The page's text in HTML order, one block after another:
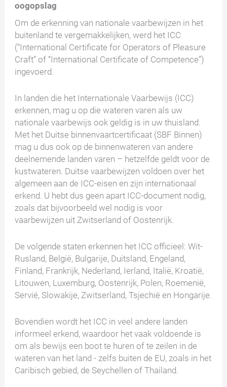
oogopslag
Om de erkenning van nationale vaarbewijzen in het
buitenland te vergemakkelijken, werd het ICC
(“International Certificate for Operators of Pleasure
Craft” of “International Certificate of Competence”)
ingevoerd.
In landen die het Internationale Vaarbewijs (ICC)
erkennen, mag u op die wateren varen als uw
nationale vaarbewijs ook geldig is in uw thuisland.
Met het Duitse binnenvaartcertificaat (SBF Binnen)
mag u dus ook op de binnenwateren van andere
deelnemende landen varen – hetzelfde geldt voor de
kustwateren. Duitse vaarbewijzen voldoen over het
algemeen aan de ICC-eisen en zijn internationaal
erkend. U hebt dus geen apart ICC-document nodig,
zoals dat bijvoorbeeld wel nodig is voor
vaarbewijzen uit Zwitserland of Oostenrijk.
De volgende staten erkennen het ICC officieel: Wit-
Rusland, België, Bulgarije, Duitsland, Engeland,
Finland, Frankrijk, Nederland, Ierland, Italië, Kroatië,
Litouwen, Luxemburg, Oostenrijk, Polen, Roemenië,
Servië, Slowakije, Zwitserland, Tsjechië en Hongarije.
Bovendien wordt het ICC in veel andere landen
informeel erkend, waardoor het vaak voldoende is
om als bewijs een boot te huren of te zeilen in de
wateren van het land - zelfs buiten de EU, zoals in het
Caribisch gebied, de Seychellen of Thailand.